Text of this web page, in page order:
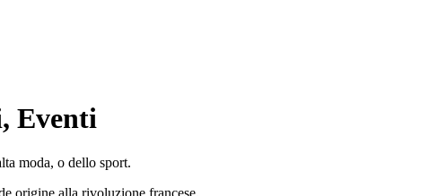
Eventi
moda, o dello sport.
origine alla rivoluzione francese.